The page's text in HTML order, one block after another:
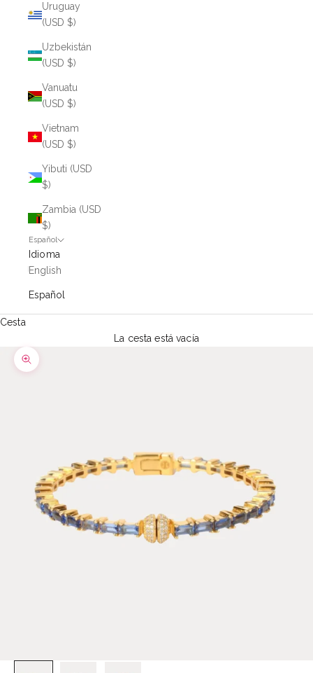
Uruguay
(USD $)
Uzbekistán
(USD $)
Vanuatu
(USD $)
Vietnam
(USD $)
Yibuti (USD
$)
Zambia (USD
$)
Español
Idioma
English
Español
Cesta
La cesta está vacía
Zoom